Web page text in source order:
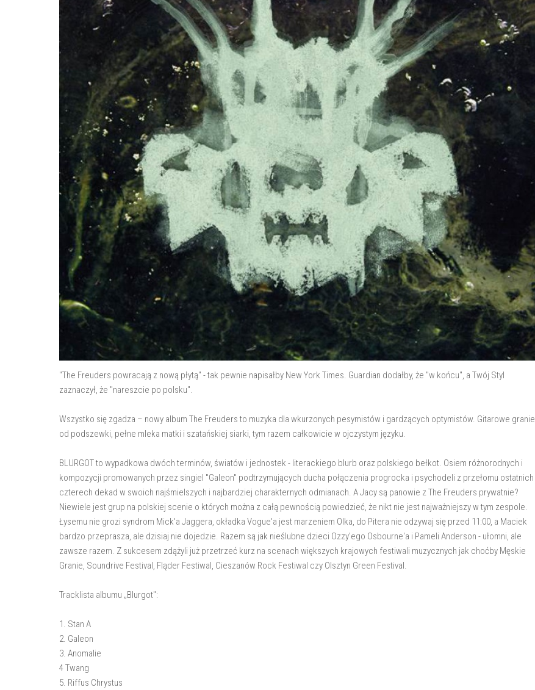
"The Freuders powracają z nową płytą" - tak pewnie napisałby New York Times. Guardian dodałby, że "w końcu", a Twój Styl
zaznaczył, że "nareszcie po polsku".
Wszystko się zgadza – nowy album The Freuders to muzyka dla wkurzonych pesymistów i gardzących optymistów. Gitarowe granie
od podszewki, pełne mleka matki i szatańskiej siarki, tym razem całkowicie w ojczystym języku.
BLURGOT to wypadkowa dwóch terminów, światów i jednostek - literackiego blurb oraz polskiego bełkot. Osiem różnorodnych i
kompozycji promowanych przez singiel "Galeon" podtrzymujących ducha połączenia progrocka i psychodeli z przełomu ostatnich
czterech dekad w swoich najśmielszych i najbardziej charakternych odmianach. A Jacy są panowie z The Freuders prywatnie?
Niewiele jest grup na polskiej scenie o których można z całą pewnością powiedzieć, że nikt nie jest najważniejszy w tym zespole.
Łysemu nie grozi syndrom Mick'a Jaggera, okładka Vogue'a jest marzeniem Olka, do Pitera nie odzywaj się przed 11:00, a Maciek
bardzo przeprasza, ale dzisiaj nie dojedzie. Razem są jak nieślubne dzieci Ozzy'ego Osbourne'a i Pameli Anderson - ułomni, ale
zawsze razem. Z sukcesem zdążyli już przetrzeć kurz na scenach większych krajowych festiwali muzycznych jak choćby Męskie
Granie, Soundrive Festival, Fląder Festiwal, Cieszanów Rock Festiwal czy Olsztyn Green Festival.
Tracklista albumu „Blurgot":
1. Stan A
2. Galeon
3. Anomalie
4 Twang
5. Riffus Chrystus